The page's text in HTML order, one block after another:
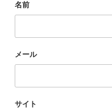
名前
メール
サイト